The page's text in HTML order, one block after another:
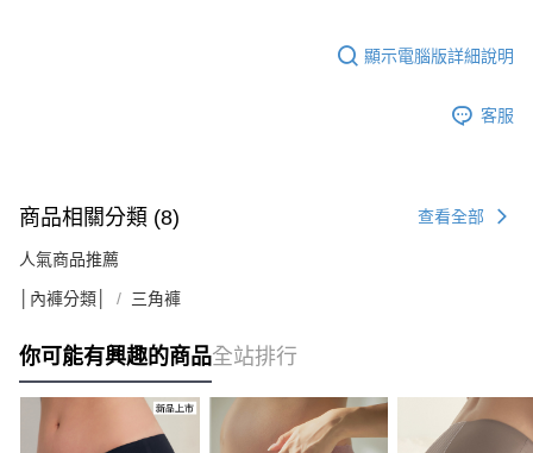
顯示電腦版詳細說明
客服
商品相關分類 (8) 查看全部
人氣商品推薦
│內褲分類│ 三角褲
你可能有興趣的商品全站排行